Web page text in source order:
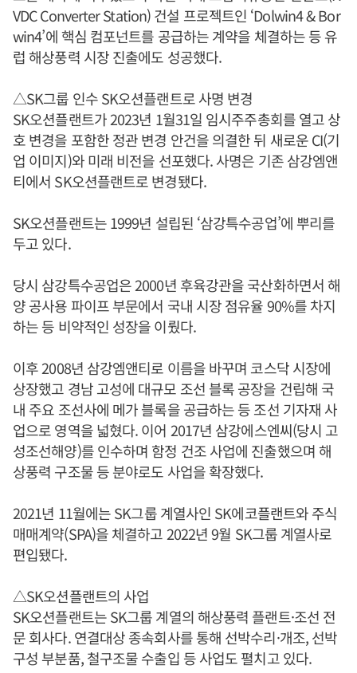
VDC Converter Station) 건설 프로젝트인 ‘Dolwin4 & Bor
win4’에 핵심 컴포넌트를 공급하는 계약을 체결하는 등 유
럽 해상풍력 시장 진출에도 성공했다.
△SK그룹 인수 SK오션플랜트로 사명 변경
SK오션플랜트가 2023년 1월31일 임시주주총회를 열고 상
호 변경을 포함한 정관 변경 안건을 의결한 뒤 새로운 CI(기
업 이미지)와 미래 비전을 선포했다. 사명은 기존 삼강엠앤
티에서 SK오션플랜트로 변경됐다.
SK오션플랜트는 1999년 설립된 ‘삼강특수공업’에 뿌리를
두고 있다.
당시 삼강특수공업은 2000년 후육강관을 국산화하면서 해
양 공사용 파이프 부문에서 국내 시장 점유율 90%를 차지
하는 등 비약적인 성장을 이뤘다.
이후 2008년 삼강엠앤티로 이름을 바꾸며 코스닥 시장에
상장했고 경남 고성에 대규모 조선 블록 공장을 건립해 국
내 주요 조선사에 메가 블록을 공급하는 등 조선 기자재 사
업으로 영역을 넓혔다. 이어 2017년 삼강에스엔씨(당시 고
성조선해양)를 인수하며 함정 건조 사업에 진출했으며 해
상풍력 구조물 등 분야로도 사업을 확장했다.
2021년 11월에는 SK그룹 계열사인 SK에코플랜트와 주식
매매계약(SPA)을 체결하고 2022년 9월 SK그룹 계열사로
편입됐다.
△SK오션플랜트의 사업
SK오션플랜트는 SK그룹 계열의 해상풍력 플랜트·조선 전
문 회사다. 연결대상 종속회사를 통해 선박수리·개조, 선박
구성 부분품, 철구조물 수출입 등 사업도 펼치고 있다.